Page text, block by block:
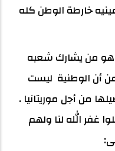
خارطة الوطن كله
هو من يشارك شعبه
أن الوطنية ليست
من أجل موريتانيا .
غفر الله لنا ولهم